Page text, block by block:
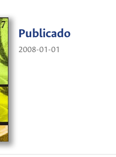
Publicado
2008-01-01